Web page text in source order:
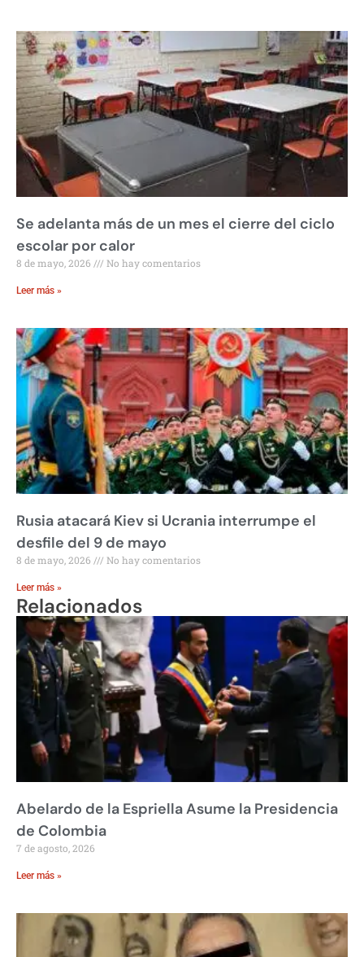
Se adelanta más de un mes el cierre del ciclo
escolar por calor
8 de mayo, 2026 No hay comentarios
Leer más »
Rusia atacará Kiev si Ucrania interrumpe el
desfile del 9 de mayo
8 de mayo, 2026 No hay comentarios
Leer más »
Relacionados
Abelardo de la Espriella Asume la Presidencia
de Colombia
7 de agosto, 2026
Leer más »